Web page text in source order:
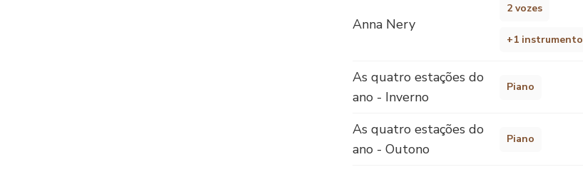
Anna Nery
2 vozes
+1 instrumento
As quatro estações do
ano - Inverno
Piano
As quatro estações do
ano - Outono
Piano